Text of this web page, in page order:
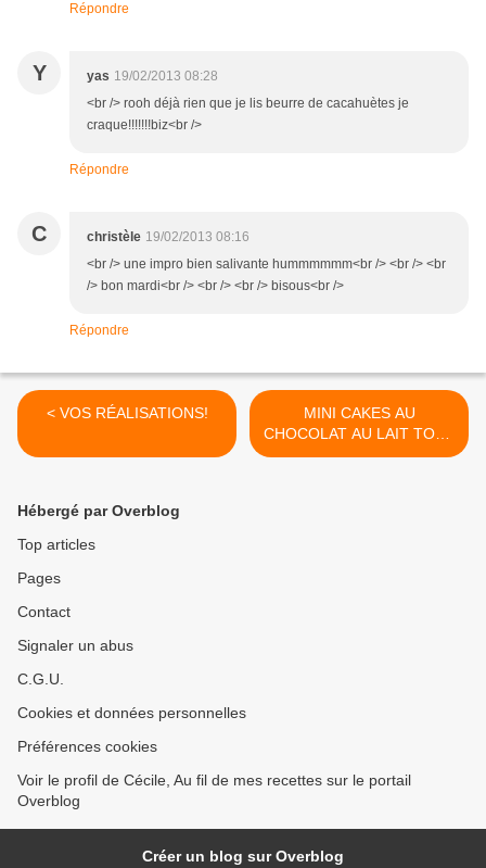
Répondre
Y yas 19/02/2013 08:28
<br /> rooh déjà rien que je lis beurre de cacahuètes je
craque!!!!!!!biz<br />
Répondre
C christèle 19/02/2013 08:16
<br /> une impro bien salivante hummmmmm<br /> <br /> <br
/> bon mardi<br /> <br /> <br /> bisous<br />
Répondre
< VOS RÉALISATIONS!
MINI CAKES AU
CHOCOLAT AU LAIT TOUT
SIMPLES! >
Hébergé par Overblog
Top articles
Pages
Contact
Signaler un abus
C.G.U.
Cookies et données personnelles
Préférences cookies
Voir le profil de Cécile, Au fil de mes recettes sur le portail
Overblog
Créer un blog sur Overblog